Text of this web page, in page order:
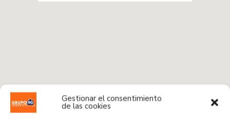
Gestionar el consentimiento
de las cookies